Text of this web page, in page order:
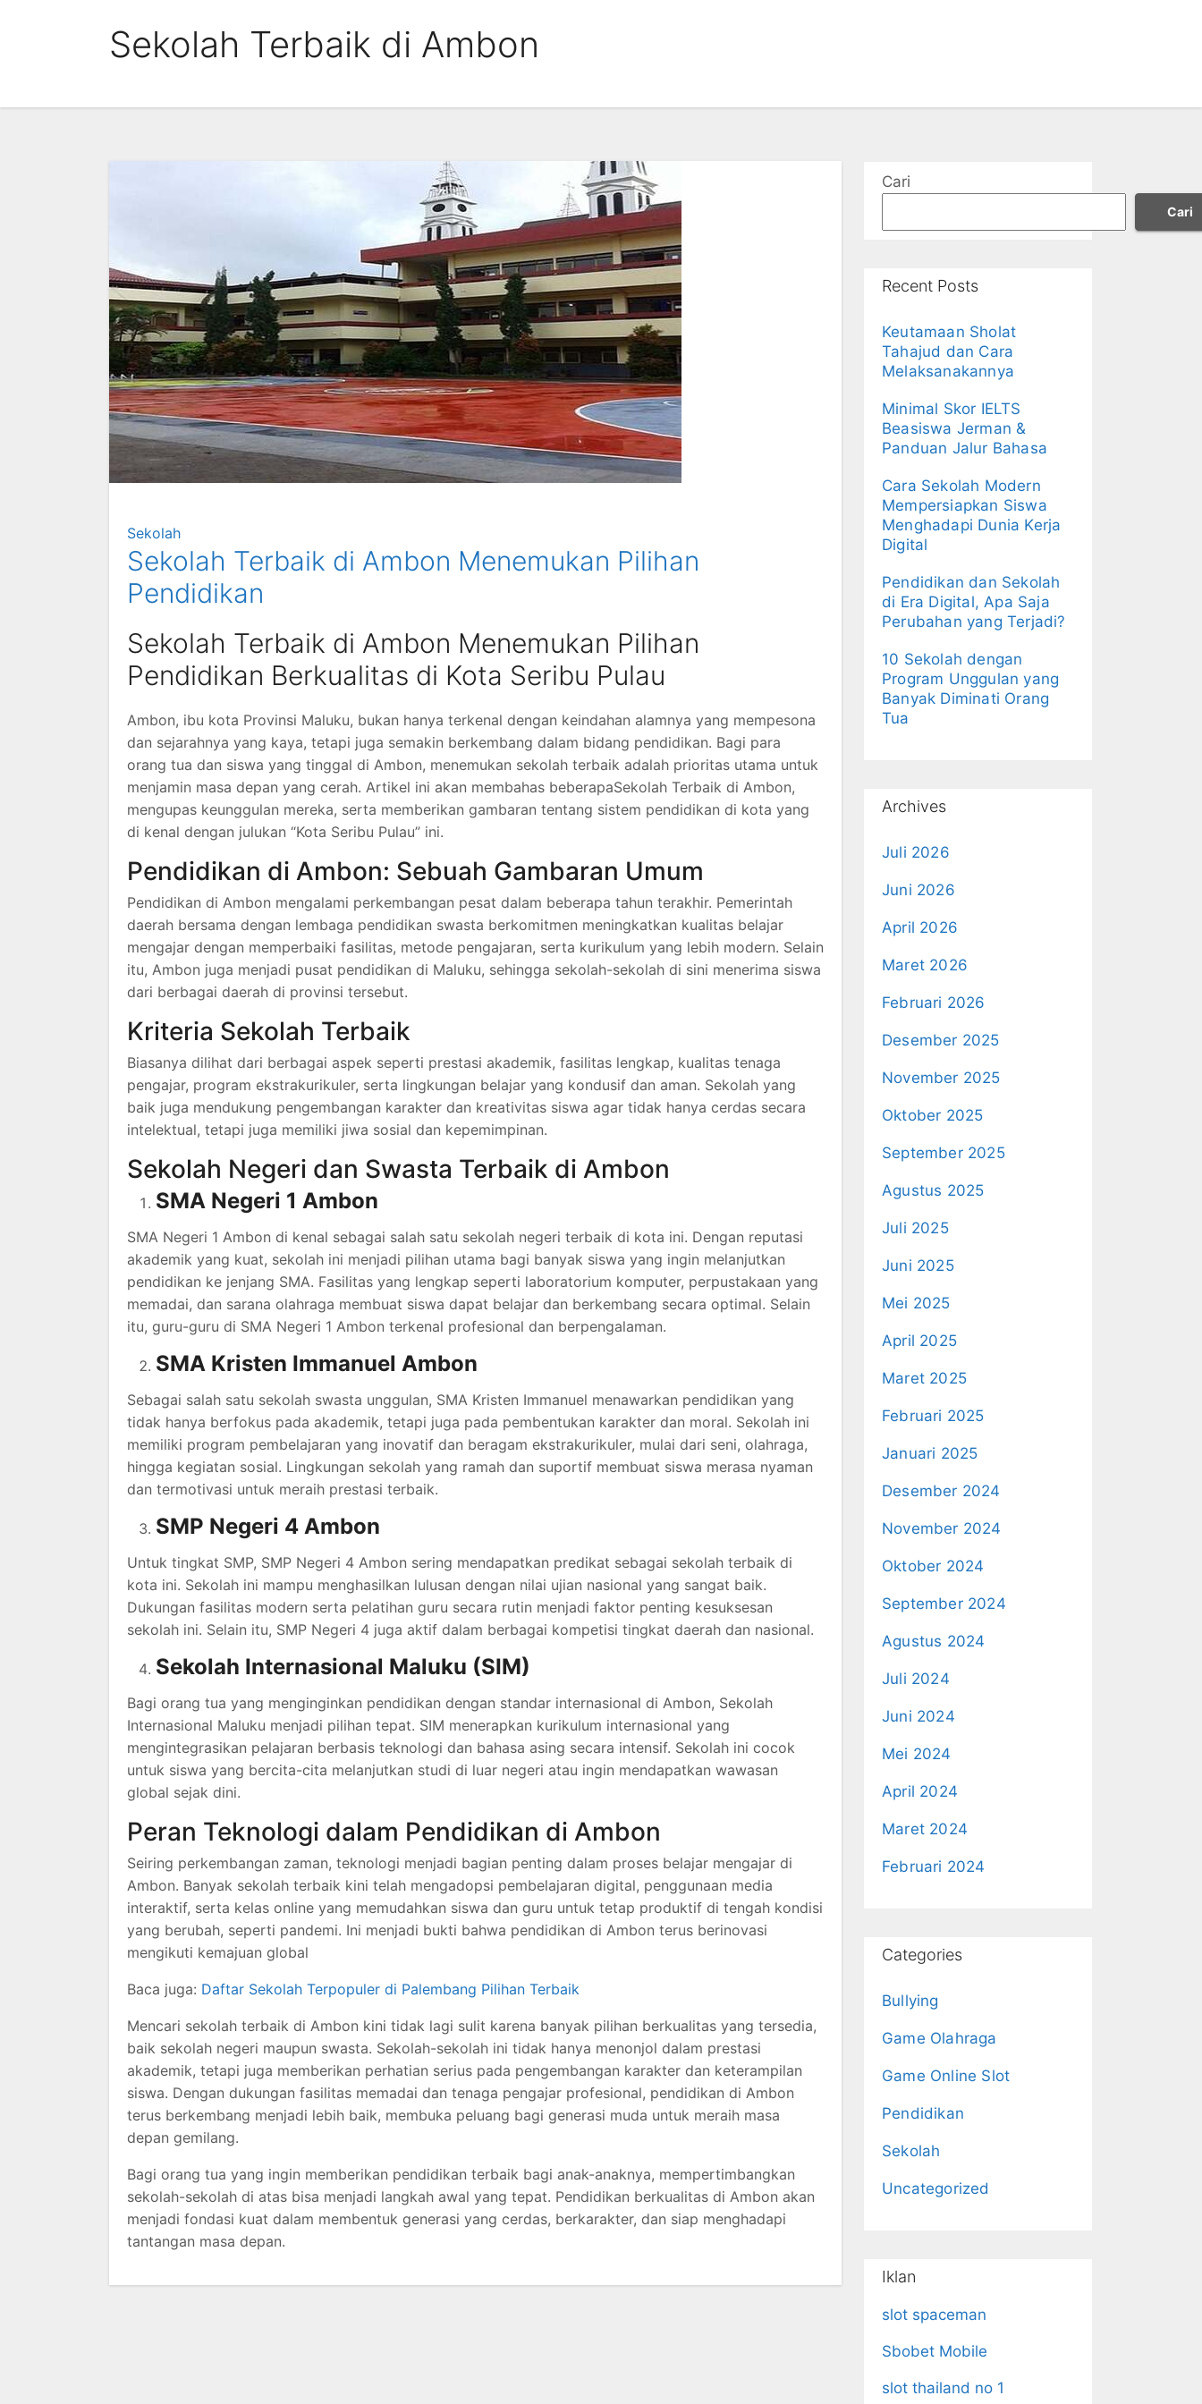
Sekolah Terbaik di Ambon
Sekolah
Sekolah Terbaik di Ambon Menemukan Pilihan
Pendidikan
Sekolah Terbaik di Ambon Menemukan Pilihan
Pendidikan Berkualitas di Kota Seribu Pulau
Ambon, ibu kota Provinsi Maluku, bukan hanya terkenal dengan keindahan alamnya yang mempesona
dan sejarahnya yang kaya, tetapi juga semakin berkembang dalam bidang pendidikan. Bagi para
orang tua dan siswa yang tinggal di Ambon, menemukan sekolah terbaik adalah prioritas utama untuk
menjamin masa depan yang cerah. Artikel ini akan membahas beberapaSekolah Terbaik di Ambon,
mengupas keunggulan mereka, serta memberikan gambaran tentang sistem pendidikan di kota yang
di kenal dengan julukan “Kota Seribu Pulau” ini.
Pendidikan di Ambon: Sebuah Gambaran Umum
Pendidikan di Ambon mengalami perkembangan pesat dalam beberapa tahun terakhir. Pemerintah
daerah bersama dengan lembaga pendidikan swasta berkomitmen meningkatkan kualitas belajar
mengajar dengan memperbaiki fasilitas, metode pengajaran, serta kurikulum yang lebih modern. Selain
itu, Ambon juga menjadi pusat pendidikan di Maluku, sehingga sekolah-sekolah di sini menerima siswa
dari berbagai daerah di provinsi tersebut.
Kriteria Sekolah Terbaik
Biasanya dilihat dari berbagai aspek seperti prestasi akademik, fasilitas lengkap, kualitas tenaga
pengajar, program ekstrakurikuler, serta lingkungan belajar yang kondusif dan aman. Sekolah yang
baik juga mendukung pengembangan karakter dan kreativitas siswa agar tidak hanya cerdas secara
intelektual, tetapi juga memiliki jiwa sosial dan kepemimpinan.
Sekolah Negeri dan Swasta Terbaik di Ambon
SMA Negeri 1 Ambon
SMA Negeri 1 Ambon di kenal sebagai salah satu sekolah negeri terbaik di kota ini. Dengan reputasi
akademik yang kuat, sekolah ini menjadi pilihan utama bagi banyak siswa yang ingin melanjutkan
pendidikan ke jenjang SMA. Fasilitas yang lengkap seperti laboratorium komputer, perpustakaan yang
memadai, dan sarana olahraga membuat siswa dapat belajar dan berkembang secara optimal. Selain
itu, guru-guru di SMA Negeri 1 Ambon terkenal profesional dan berpengalaman.
SMA Kristen Immanuel Ambon
Sebagai salah satu sekolah swasta unggulan, SMA Kristen Immanuel menawarkan pendidikan yang
tidak hanya berfokus pada akademik, tetapi juga pada pembentukan karakter dan moral. Sekolah ini
memiliki program pembelajaran yang inovatif dan beragam ekstrakurikuler, mulai dari seni, olahraga,
hingga kegiatan sosial. Lingkungan sekolah yang ramah dan suportif membuat siswa merasa nyaman
dan termotivasi untuk meraih prestasi terbaik.
SMP Negeri 4 Ambon
Untuk tingkat SMP, SMP Negeri 4 Ambon sering mendapatkan predikat sebagai sekolah terbaik di
kota ini. Sekolah ini mampu menghasilkan lulusan dengan nilai ujian nasional yang sangat baik.
Dukungan fasilitas modern serta pelatihan guru secara rutin menjadi faktor penting kesuksesan
sekolah ini. Selain itu, SMP Negeri 4 juga aktif dalam berbagai kompetisi tingkat daerah dan nasional.
Sekolah Internasional Maluku (SIM)
Bagi orang tua yang menginginkan pendidikan dengan standar internasional di Ambon, Sekolah
Internasional Maluku menjadi pilihan tepat. SIM menerapkan kurikulum internasional yang
mengintegrasikan pelajaran berbasis teknologi dan bahasa asing secara intensif. Sekolah ini cocok
untuk siswa yang bercita-cita melanjutkan studi di luar negeri atau ingin mendapatkan wawasan
global sejak dini.
Peran Teknologi dalam Pendidikan di Ambon
Seiring perkembangan zaman, teknologi menjadi bagian penting dalam proses belajar mengajar di
Ambon. Banyak sekolah terbaik kini telah mengadopsi pembelajaran digital, penggunaan media
interaktif, serta kelas online yang memudahkan siswa dan guru untuk tetap produktif di tengah kondisi
yang berubah, seperti pandemi. Ini menjadi bukti bahwa pendidikan di Ambon terus berinovasi
mengikuti kemajuan global
Baca juga: Daftar Sekolah Terpopuler di Palembang Pilihan Terbaik
Mencari sekolah terbaik di Ambon kini tidak lagi sulit karena banyak pilihan berkualitas yang tersedia,
baik sekolah negeri maupun swasta. Sekolah-sekolah ini tidak hanya menonjol dalam prestasi
akademik, tetapi juga memberikan perhatian serius pada pengembangan karakter dan keterampilan
siswa. Dengan dukungan fasilitas memadai dan tenaga pengajar profesional, pendidikan di Ambon
terus berkembang menjadi lebih baik, membuka peluang bagi generasi muda untuk meraih masa
depan gemilang.
Bagi orang tua yang ingin memberikan pendidikan terbaik bagi anak-anaknya, mempertimbangkan
sekolah-sekolah di atas bisa menjadi langkah awal yang tepat. Pendidikan berkualitas di Ambon akan
menjadi fondasi kuat dalam membentuk generasi yang cerdas, berkarakter, dan siap menghadapi
tantangan masa depan.
Cari
Cari
Recent Posts
Keutamaan Sholat
Tahajud dan Cara
Melaksanakannya
Minimal Skor IELTS
Beasiswa Jerman &
Panduan Jalur Bahasa
Cara Sekolah Modern
Mempersiapkan Siswa
Menghadapi Dunia Kerja
Digital
Pendidikan dan Sekolah
di Era Digital, Apa Saja
Perubahan yang Terjadi?
10 Sekolah dengan
Program Unggulan yang
Banyak Diminati Orang
Tua
Archives
Juli 2026
Juni 2026
April 2026
Maret 2026
Februari 2026
Desember 2025
November 2025
Oktober 2025
September 2025
Agustus 2025
Juli 2025
Juni 2025
Mei 2025
April 2025
Maret 2025
Februari 2025
Januari 2025
Desember 2024
November 2024
Oktober 2024
September 2024
Agustus 2024
Juli 2024
Juni 2024
Mei 2024
April 2024
Maret 2024
Februari 2024
Categories
Bullying
Game Olahraga
Game Online Slot
Pendidikan
Sekolah
Uncategorized
Iklan
slot spaceman
Sbobet Mobile
slot thailand no 1